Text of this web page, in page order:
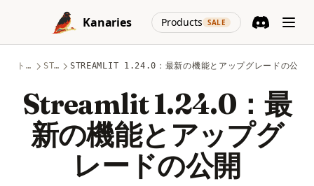
Skip to content
Kanaries
Products SALE
(opens in a
トピック STREAMLIT STREAMLIT 1.24.0：最新の機能とアップグレードの公開
Streamlit 1.24.0：最
新の機能とアップグ
レードの公開